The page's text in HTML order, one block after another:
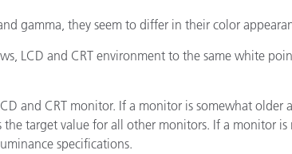
Online Store
Food Color
Center
gamma, they seem to differ in their color
LCD and CRT environment to the same white
and CRT monitor. If a monitor is somewhat
the target value for all other monitors. If a monitor
specifications.